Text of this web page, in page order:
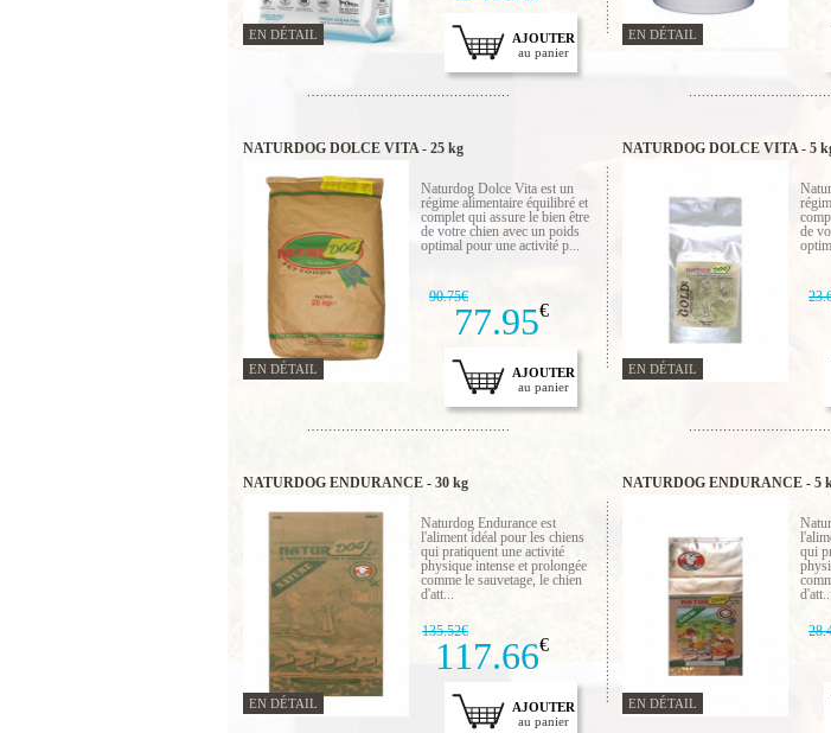
AJOUTER
au panier
EN DÉTAIL EN DÉTAIL
NATURDOG DOLCE VITA - 25 kg
Naturdog Dolce Vita est un
régime alimentaire équilibré et
complet qui assure le bien être
de votre chien avec un poids
optimal pour une activité p...
90.75€
77.95€
AJOUTER
au panier
EN DÉTAIL
NATURDOG DOLCE VITA - 5
de
EN DÉTAIL
NATURDOG ENDURANCE - 30 kg
Naturdog Endurance est
l'aliment idéal pour les chiens
qui pratiquent une activité
physique intense et prolongée
comme le sauvetage, le chien
d'att...
135.52€
117.66€
AJOUTER
au panier
EN DÉTAIL
NATURDOG ENDURANCE - 5
qui
d'att...
EN DÉTAIL